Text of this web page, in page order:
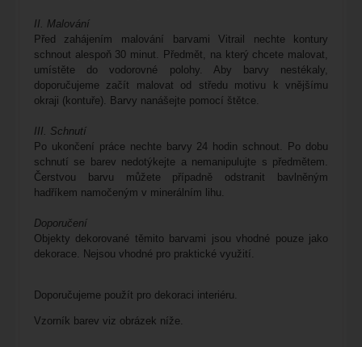
II. Malování
Před zahájením malování barvami Vitrail nechte kontury
schnout alespoň 30 minut. Předmět, na který chcete malovat,
umístěte do vodorovné polohy. Aby barvy nestékaly,
doporučujeme začít malovat od středu motivu k vnějšímu
okraji (kontuře). Barvy nanášejte pomocí štětce.
III. Schnutí
Po ukončení práce nechte barvy 24 hodin schnout. Po dobu
schnutí se barev nedotýkejte a nemanipulujte s předmětem.
Čerstvou barvu můžete případně odstranit bavlněným
hadříkem namočeným v minerálním lihu.
Doporučení
Objekty dekorované těmito barvami jsou vhodné pouze jako
dekorace. Nejsou vhodné pro praktické využití.
Doporučujeme použít pro dekoraci interiéru.
Vzorník barev viz obrázek níže.